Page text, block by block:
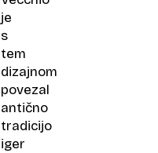
je
s
tem
dizajnom
povezal
antično
tradicijo
iger